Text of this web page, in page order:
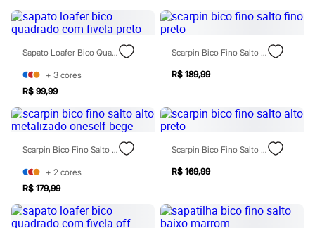
Roupas menina
0 a 24 meses
1 a 5 anos
4 a 12 anos
10 a 16 anos
Roupas menino
0 a 24 meses
1 a 5 anos
4 a 12 anos
10 a 16 anos
Recém-nascido
Chapéus
Calçados
Chinelos
Pantufas
Sapato Loafer Bico Quadrado Com Fivela Preto
+ 3 cores
R$ 99,99
Scarpin Bico Fino Salto Fino Preto
R$ 189,99
Scarpin Bico Fino Salto Alto Metalizado Oneself Bege
+ 2 cores
R$ 179,99
Scarpin Bico Fino Salto Alto Preto
R$ 169,99